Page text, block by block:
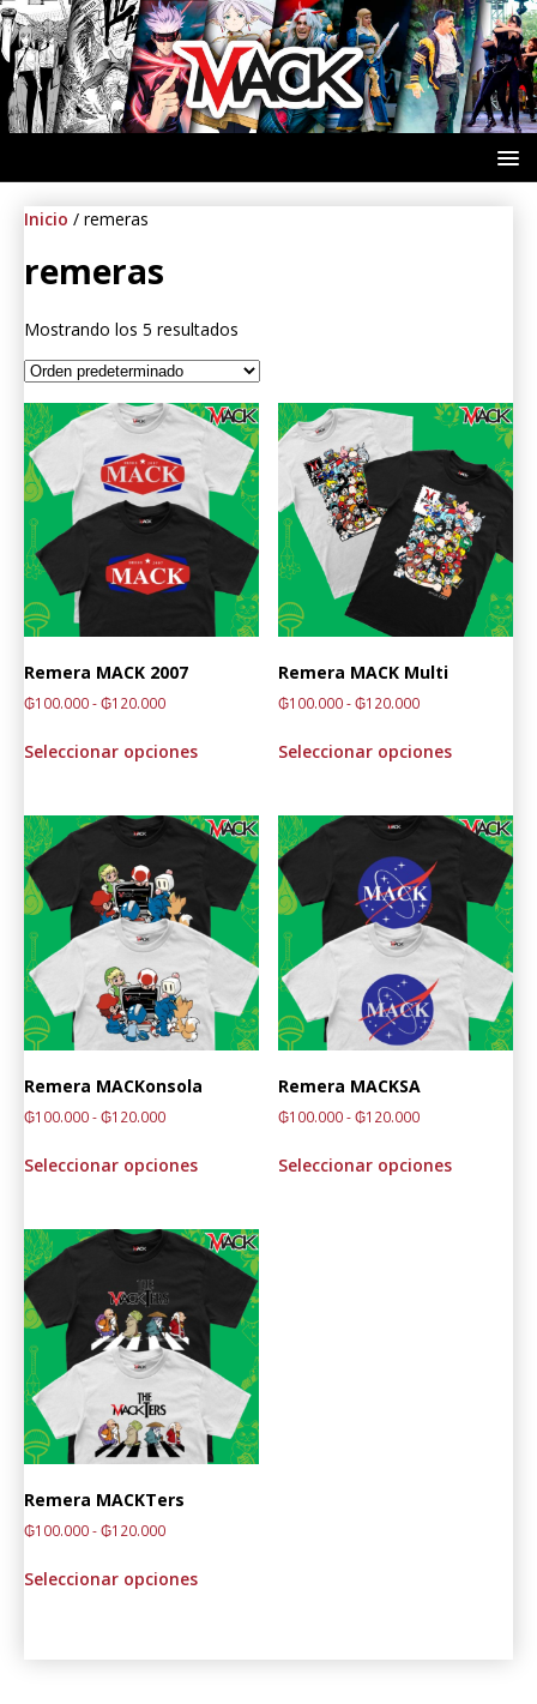
Inicio / remeras
remeras
Mostrando los 5 resultados
Remera MACK 2007
₲100.000-₲120.000
Seleccionar opciones
Remera MACK Multi
₲100.000-₲120.000
Seleccionar opciones
Remera MACKonsola
₲100.000-₲120.000
Seleccionar opciones
Remera MACKSA
₲100.000-₲120.000
Seleccionar opciones
Remera MACKTers
₲100.000-₲120.000
Seleccionar opciones